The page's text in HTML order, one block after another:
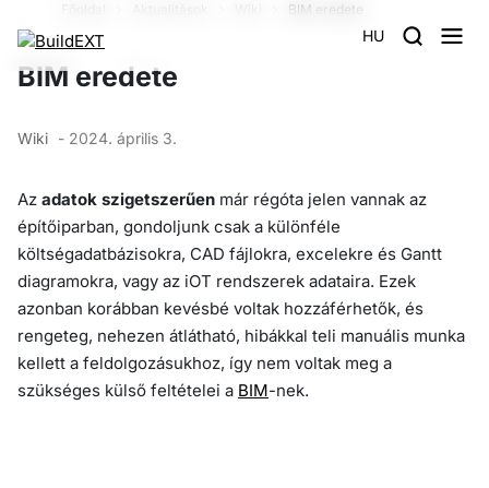
HU
BIM eredete
BIM eredete
Wiki - 2024. április 3.
Az adatok szigetszerűen már régóta jelen vannak az
építőiparban, gondoljunk csak a különféle
költségadatbázisokra, CAD fájlokra, excelekre és Gantt
diagramokra, vagy az iOT rendszerek adataira. Ezek
azonban korábban kevésbé voltak hozzáférhetők, és
rengeteg, nehezen átlátható, hibákkal teli manuális munka
kellett a feldolgozásukhoz, így nem voltak meg a
szükséges külső feltételei a BIM-nek.